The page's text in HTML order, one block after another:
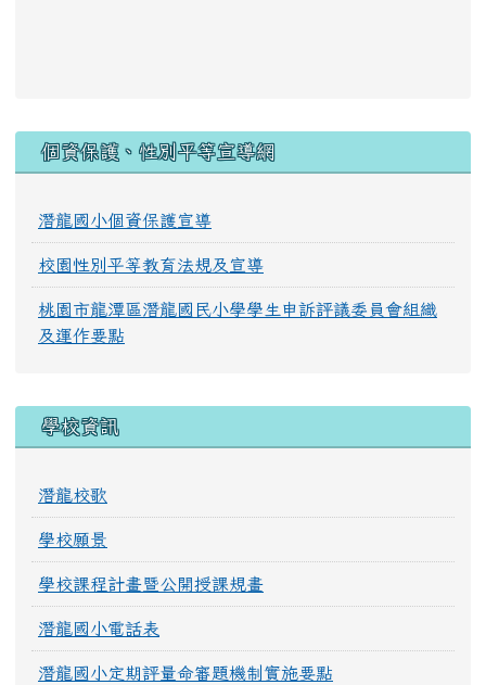
個資保護、性別平等宣導網
潛龍國小個資保護宣導
校園性別平等教育法規及宣導
桃園市龍潭區潛龍國民小學學生申訴評議委員會組織
及運作要點
學校資訊
潛龍校歌
學校願景
學校課程計畫暨公開授課規畫
潛龍國小電話表
潛龍國小定期評量命審題機制實施要點